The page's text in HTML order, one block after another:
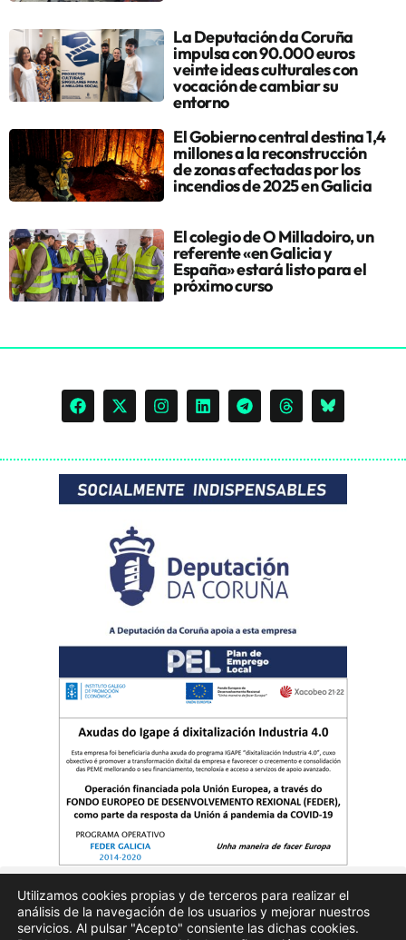
La Deputación da Coruña
impulsa con 90.000 euros
veinte ideas culturales con
vocación de cambiar su
entorno
El Gobierno central destina 1,4
millones a la reconstrucción
de zonas afectadas por los
incendios de 2025 en Galicia
El colegio de O Milladoiro, un
referente «en Galicia y
España» estará listo para el
próximo curso
Quienes somos Publicidad Aviso Legal Politicas de privacidad
Utilizamos cookies propias y de terceros para realizar el
análisis de la navegación de los usuarios y mejorar nuestros
servicios. Al pulsar "Acepto" consiente las dichas cookies.